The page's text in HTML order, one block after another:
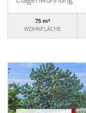
75 m²
WOHNFLÄCHE